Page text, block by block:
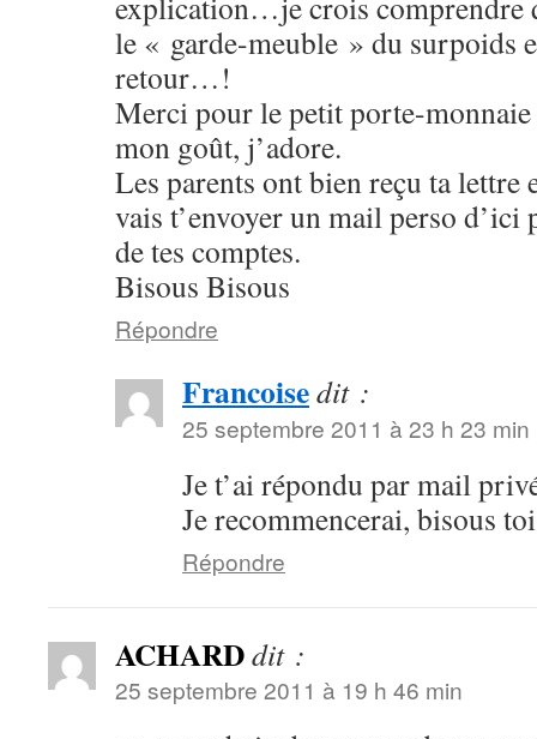
le « garde-meuble » du surpoids
retour…!
Merci pour le petit porte-
mon goût, j’adore.
Les parents ont bien reçu ta lettre
vais t’envoyer un mail perso d’ici
de tes comptes.
Bisous Bisous
Répondre
Francoisedit :
25 septembre 2011 à 23 h 23 min
Je t’ai répondu par mail
Je recommencerai, bisous
Répondre
ACHARDdit :
25 septembre 2011 à 19 h 46 min